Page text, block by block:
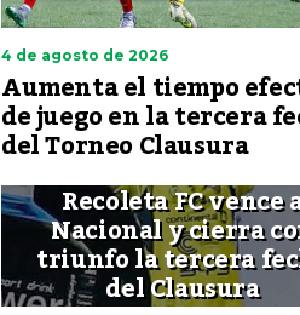
4 de agosto de 2026
Aumenta el tiempo
de juego en la tercera
del Torneo Clausura
Recoleta FC vence
Nacional y cierra
triunfo la tercera
del Clausura